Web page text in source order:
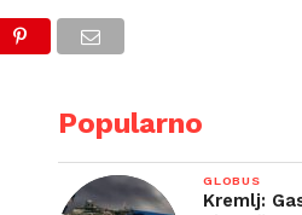
Popularno
GLOBUS
Kremlj: